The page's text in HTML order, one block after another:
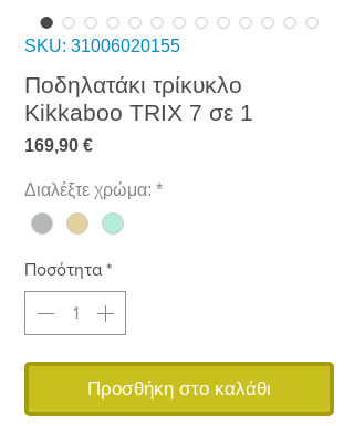
SKU: 31006020155
Ποδηλατάκι τρίκυκλο
Kikkaboo TRIX 7 σε 1
169,90 €Τιμή
Διαλέξτε χρώμα: *
Ποσότητα *
Προσθήκη στο καλάθι